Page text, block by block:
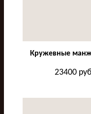
Кружевные
23400